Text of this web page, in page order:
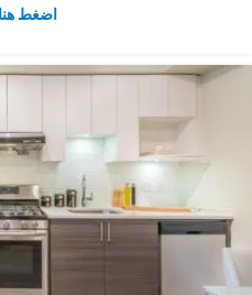
اضغط